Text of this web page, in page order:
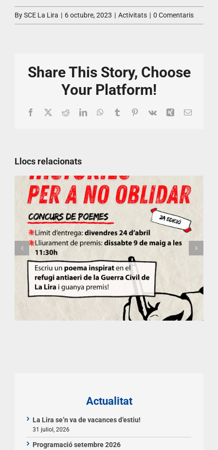
BySCE La Lira | 6 octubre, 2023 | Activitats | 0 Comentaris
Share This Story, Choose
Your Platform!
Facebook
X RedditLinkedInWhatsApp
TumblrPinterest
Vk Xing Email:
Llocs relacionats
Actualitat
La Lira se’n va de vacances d’estiu!
31 juliol, 2026
Programació setembre 2026